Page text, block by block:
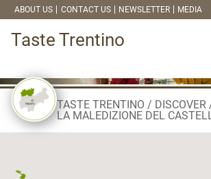
ABOUT US CONTACT US NEWSLETTER MEDIA
Taste Trentino
TASTE TRENTINO DISCOVER
LA MALEDIZIONE DEL